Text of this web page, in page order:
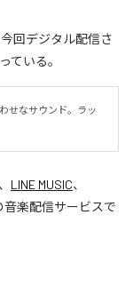
今回デジタル配信さ
ている。
せなサウンド。ラッ
、 LINE MUSIC、
音楽配信サービスで